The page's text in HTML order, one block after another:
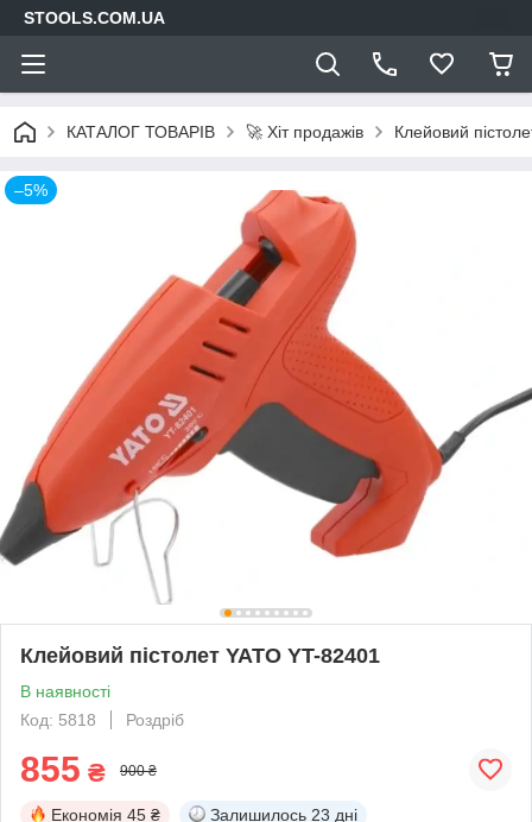
STOOLS.COM.UA
КАТАЛОГ ТОВАРІВ 🚀 Хіт продажів Клейовий
–5%
Клейовий пістолет YATO YT-82401
В наявності
Код: 5818
Роздріб
855 ₴ 900 ₴
Економія 45 ₴ Залишилось 23 дні